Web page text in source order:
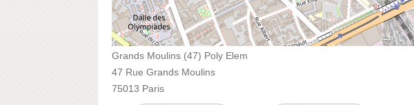
Grands Moulins (47) Poly Elem
47 Rue Grands Moulins
75013 Paris